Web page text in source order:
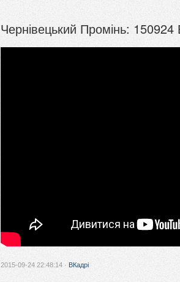
Чернівецький Промінь:
2015-09-24 22:48:14 · ВКадрі